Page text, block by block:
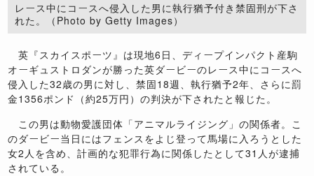
レース中にコースへ侵入した男に執行猶予付き禁固刑が下さ
れた。（Photo by Getty Images）
英『スカイスポーツ』は現地6日、ディープインパクト産駒
オーギュストロダンが勝った英ダービーのレース中にコースへ
侵入した32歳の男に対し、禁固18週、執行猶予2年、さらに罰
金1356ポンド（約25万円）の判決が下されたと報じた。
この男は動物愛護団体「アニマルライジング」の関係者。こ
のダービー当日にはフェンスをよじ登って馬場に入ろうとした
女2人を含め、計画的な犯罪行為に関係したとして31人が逮捕
されている。